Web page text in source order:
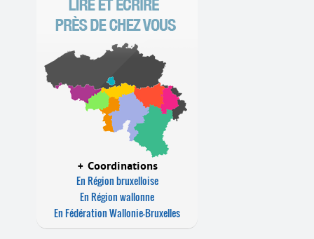
+ Coordinations
En Région bruxelloise
En Région wallonne
En Fédération Wallonie-Bruxelles